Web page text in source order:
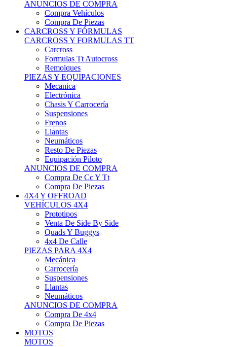
Compra De Piezas
CARCROSS Y FÓRMULAS
CARCROSS Y FORMULAS TT
Carcross
Formulas Tt Autocross
Remolques
PIEZAS Y EQUIPACIONES
Mecanica
Electrónica
Chasis Y Carrocería
Suspensiones
Frenos
Llantas
Neumáticos
Resto De Piezas
Equipación Piloto
ANUNCIOS DE COMPRA
Compra De Cc Y Tt
Compra De Piezas
4X4 Y OFFROAD
VEHÍCULOS 4X4
Prototipos
Venta De Side By Side
Quads Y Buggys
4x4 De Calle
PIEZAS PARA 4X4
Mecánica
Carrocería
Suspensiones
Llantas
Neumáticos
ANUNCIOS DE COMPRA
Compra De 4x4
Compra De Piezas
MOTOS
MOTOS
Motos De Circuito